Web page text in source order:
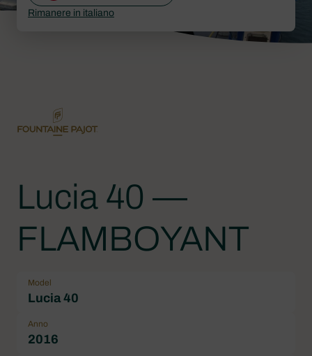
Lucia 40 —
FLAMBOYANT
Model
Lucia 40
Anno
2016
Rimanere in italiano